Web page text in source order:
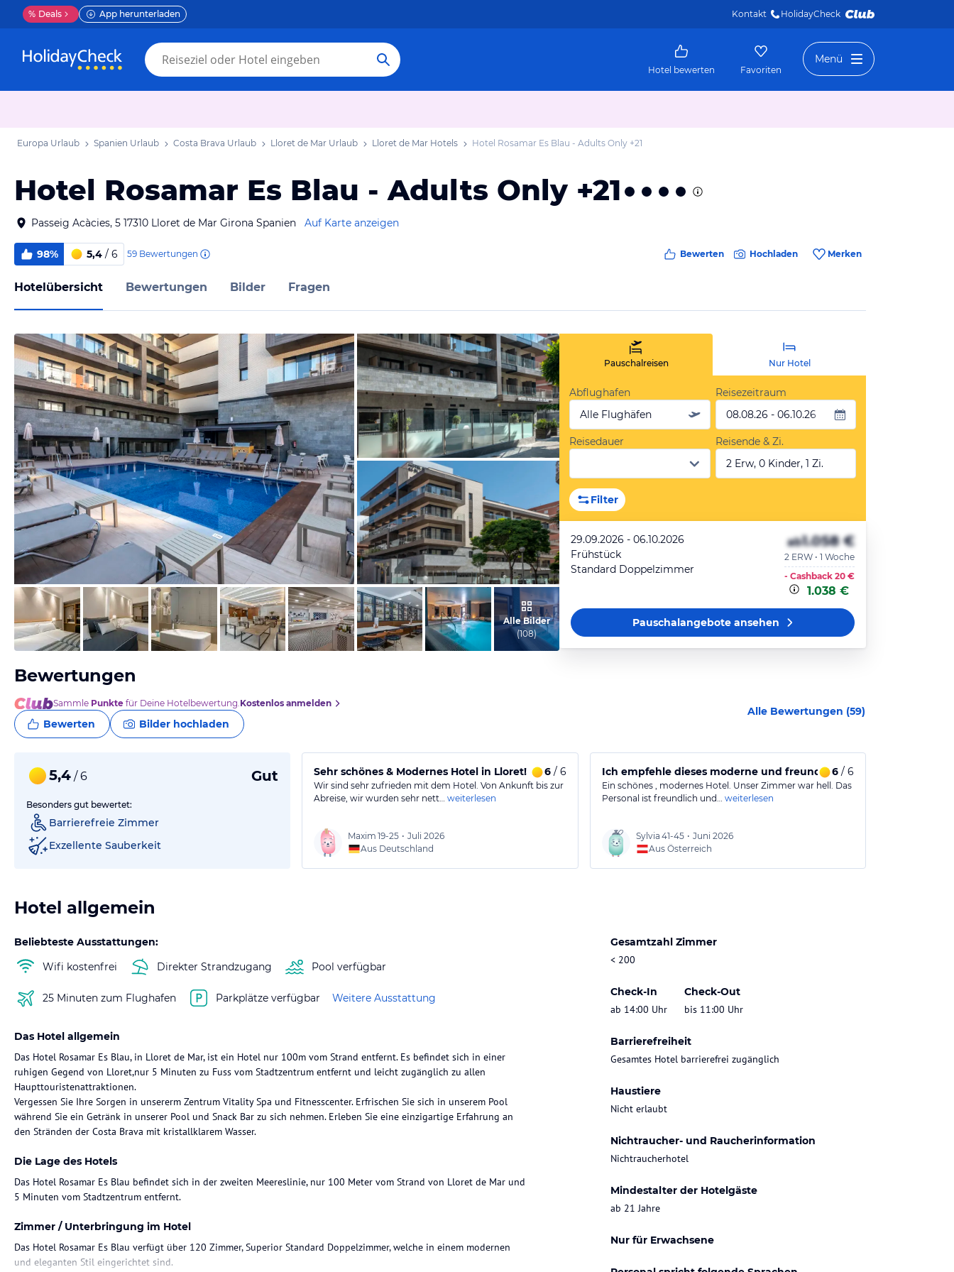
% Deals App herunterladen Kontakt HolidayCheck
Hotel bewerten Favoriten
Menü
Europa Urlaub Spanien Urlaub Costa Brava Urlaub Lloret de Mar Urlaub Lloret de Mar Hotels Hotel Rosamar Es Blau - Adults Only +21
Hotel Rosamar Es Blau - Adults Only +21
Passeig Acàcies, 5 17310 Lloret de Mar Girona Spanien Auf Karte anzeigen
98% 5,4 / 6 59 Bewertungen Bewerten Hochladen Merken
Hotelübersicht Bewertungen Bilder Fragen
vom Hotelier, Februar 2019
vom Hotelier, April 2018
vom Hotelier, April 2018
Alle Bilder
(108)
Pauschalreisen Nur Hotel
Abflughafen
Alle Flughäfen
Reisezeitraum
08.08.26 - 06.10.26
Reisedauer
Reisende & Zi.
2 Erw, 0 Kinder, 1 Zi.
Filter
29.09.2026 - 06.10.2026
Frühstück
Standard Doppelzimmer
ab1.058 €
2 ERW • 1 Woche
- Cashback 20 €
1.038 €
Pauschalangeboteansehen
Bewertungen
Sammle Punkte für Deine Hotelbewertung.Kostenlos anmelden
Bewerten Bilder hochladen
Alle Bewertungen (59)
5,4 / 6 Gut
Besonders gut bewertet:
Barrierefreie Zimmer
Exzellente Sauberkeit
Sehr schönes & Modernes Hotel in Lloret! Für uns das beste, wenn es um Adults Only geht!
6/ 6
Wir sind sehr zufrieden mit dem Hotel. Von Ankunft bis zur
Abreise, wir wurden sehr nett… weiterlesen
Maxim 19-25 • Juli 2026
Aus Deutschland
Ich empfehle dieses moderne und freundliche Hotel.
6/ 6
Ein schönes , modernes Hotel. Unser Zimmer war hell. Das
Personal ist freundlich und… weiterlesen
Sylvia 41-45 • Juni 2026
Aus Österreich
Hotel allgemein
Beliebteste Ausstattungen:
Wifi kostenfrei
Direkter Strandzugang Pool verfügbar
25 Minuten zum Flughafen Parkplätze verfügbar Weitere Ausstattung
Gesamtzahl Zimmer
< 200
Check-In
ab 14:00 Uhr
Check-Out
bis 11:00 Uhr
Barrierefreiheit
Gesamtes Hotel barrierefrei zugänglich
Haustiere
Nicht erlaubt
Nichtraucher- und Raucherinformation
Nichtraucherhotel
Mindestalter der Hotelgäste
ab 21 Jahre
Nur für Erwachsene
Das Hotel allgemein
Das Hotel Rosamar Es Blau, in Lloret de Mar, ist ein Hotel nur 100m vom Strand entfernt. Es befindet sich in einer
ruhigen Gegend von Lloret,nur 5 Minuten zu Fuss vom Stadtzentrum entfernt und leicht zugänglich zu allen
Haupttouristenattraktionen.
Vergessen Sie Ihre Sorgen in unsererm Zentrum Vitality Spa und Fitnesscenter. Erfrischen Sie sich in unserem Pool
während Sie ein Getränk in unserer Pool und Snack Bar zu sich nehmen. Erleben Sie eine einzigartige Erfahrung an
den Stränden der Costa Brava mit kristallklarem Wasser.
Die Lage des Hotels
Das Hotel Rosamar Es Blau befindet sich in der zweiten Meereslinie, nur 100 Meter vom Strand von Lloret de Mar und
5 Minuten vom Stadtzentrum entfernt.
Zimmer / Unterbringung im Hotel
Das Hotel Rosamar Es Blau verfügt über 120 Zimmer, Superior Standard Doppelzimmer, welche in einem modernen
und eleganten Stil eingerichtet sind.